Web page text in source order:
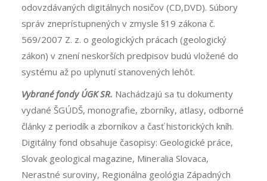
odovzdávaných digitálnych nosičov (CD,DVD). Súbory
správ zneprístupnených v zmysle §19 zákona č.
569/2007 Z. z. o geologických prácach (geologický
zákon) v znení neskorších predpisov budú vložené do
systému až po uplynutí stanovených lehôt.
Vybrané fondy ÚGK SR. Nachádzajú sa tu dokumenty
vydané ŠGÚDŠ, monografie, zborníky, atlasy, odborné
články z periodík a zborníkov a časť historických kníh.
Digitálny fond obsahuje časopisy: Geologické práce,
Slovak geological magazine, Mineralia Slovaca,
Nerastné suroviny, Regionálna geológia Západných